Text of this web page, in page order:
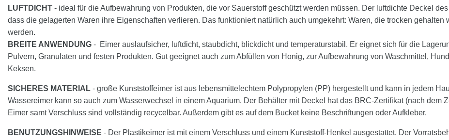
LUFTDICHT - ideal für die Aufbewahrung von Produkten, die vor Sauerstoff geschützt werden müssen. Der luftdichte Deckel
dass die gelagerten Waren ihre Eigenschaften verlieren. Das funktioniert natürlich auch umgekehrt: Waren, die trocken
werden.
BREITE ANWENDUNG - Eimer auslaufsicher, luftdicht, staubdicht, blickdicht und temperaturstabil. Er eignet sich für die
Pulvern, Granulaten und festen Produkten. Gut geeignet auch zum Abfüllen von Honig, zur Aufbewahrung von Waschmittel,
Keksen.
SICHERES MATERIAL - große Kunststoffeimer ist aus lebensmittelechtem Polypropylen (PP) hergestellt und kann in jedem
Wassereimer kann so auch zum Wasserwechsel in einem Aquarium. Der Behälter mit Deckel hat das BRC-Zertifikat (nach dem
Eimer samt Verschluss sind vollständig recycelbar. Außerdem gibt es auf dem Bucket keine Beschriftungen oder Aufkleber.
BENUTZUNGSHINWEISE - Der Plastikeimer ist mit einem Verschluss und einem Kunststoff-Henkel ausgestattet. Der